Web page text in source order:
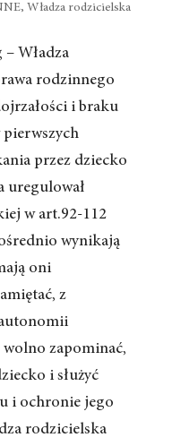
, Władza rodzicielska
Władza
rodzinnego
i braku
pierwszych
przez dziecko
uregulował
w art.92-112
wynikają
oni
z
wolno zapominać,
i służyć
i ochronie jego
rodzicielska